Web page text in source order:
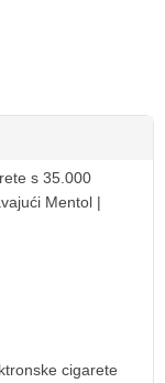
s 35.000
Mentol |
cigarete